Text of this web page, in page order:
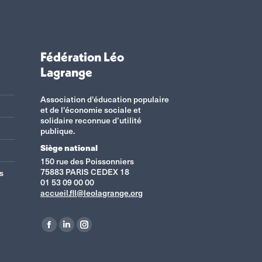
Fédération Léo
Lagrange
Association d'éducation populaire
et de l'économie sociale et
solidaire reconnue d’utilité
publique.
Siège national
150 rue des Poissonniers
75883 PARIS CEDEX 18
01 53 09 00 00
accueil.fll@leolagrange.org
Retrouvez-nous sur :
La
La
La